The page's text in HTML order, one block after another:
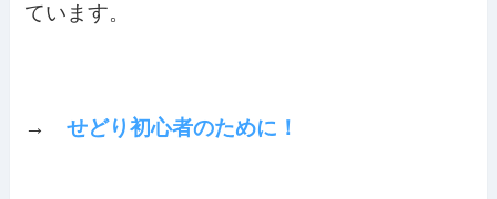
ています。
→せどり初心者のために！